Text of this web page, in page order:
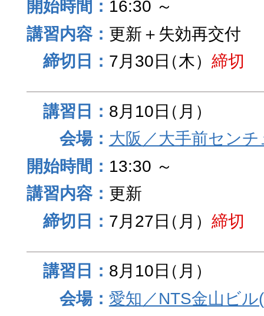
16:30 ～
更新＋失効再交付
7月30日（木） 締切
8月10日（月）
大阪／大手前セン
13:30 ～
更新
7月27日（月） 締切
8月10日（月）
愛知／NTS金山ビ